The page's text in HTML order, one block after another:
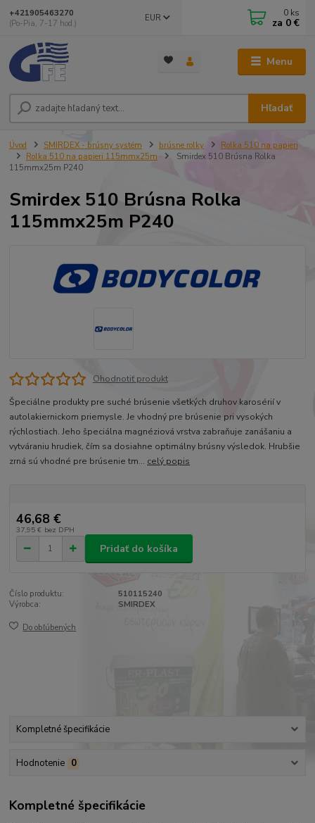
Menu
EUR
Hľadať
+421905463270
(Po-Pia, 7-17 hod.)
0 ks
za 0 €
Úvod SMIRDEX - brúsny systém brúsne rolky
Rolka 510 na papieri
Rolka 510 na papieri 115mmx25m
Smirdex 510 Brúsna Rolka
115mmx25m P240
Smirdex 510 Brúsna Rolka
115mmx25m P240
Ohodnotiť produkt
Špeciálne produkty pre suché brúsenie všetkých druhov karosérií v
autolakiernickom priemysle. Je vhodný pre brúsenie pri vysokých
rýchlostiach. Jeho špeciálna magnéziová vrstva zabraňuje zanášaniu a
vytváraniu hrudiek, čím sa dosiahne optimálny brúsny výsledok. Hrubšie
zrná sú vhodné pre brúsenie tm... celý popis
46,68 €
37,95 € bez DPH
Pridať do košíka
Číslo produktu:
510115240
Výrobca:
SMIRDEX
Do obľúbených
Kompletné špecifikácie
Hodnotenie 0
Kompletné špecifikácie